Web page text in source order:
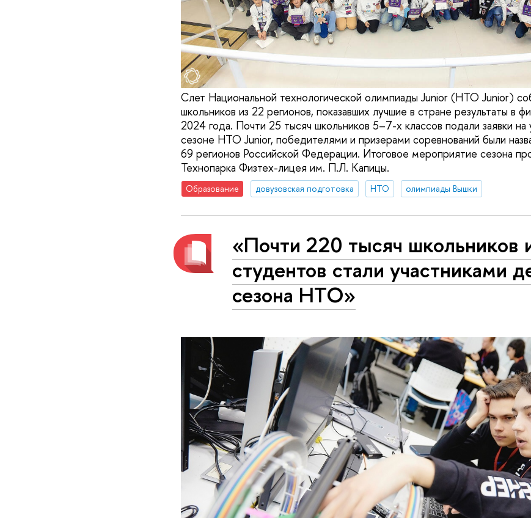
Слет Национальной технологической олимпиады Junior (НТО Junior)
школьников из 22 регионов, показавших лучшие в стране результаты в
2024 года. Почти 25 тысяч школьников 5–7-х классов подали заявки
сезоне НТО Junior, победителями и призерами соревнований были
69 регионов Российской Федерации. Итоговое мероприятие сезона
Технопарка Физтех-лицея им. П.Л. Капицы.
Образование довузовская подготовка НТО олимпиады Вышки
«Почти 220 тысяч школьников
студентов стали участниками
сезона НТО»